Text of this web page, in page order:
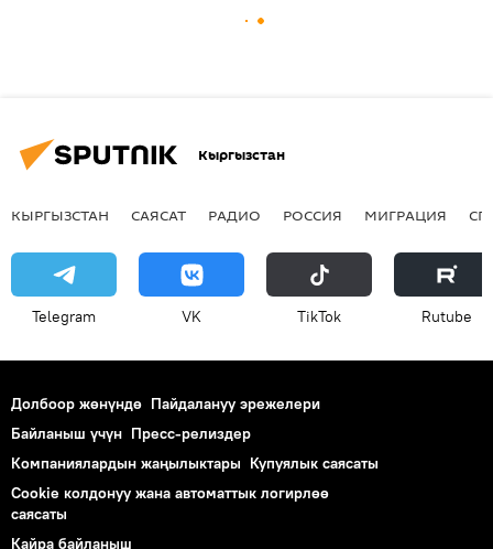
Кыргызстан
КЫРГЫЗСТАН САЯСАТ РАДИО РОССИЯ МИГРАЦИЯ
Telegram VK ТikТоk Rutube
Долбоор жөнүндө Пайдалануу эрежелери
Байланыш үчүн Пресс-релиздер
Компаниялардын жаңылыктары Купуялык саясаты
Cookie колдонуу жана автоматтык логирлөө
саясаты
Кайра байланыш